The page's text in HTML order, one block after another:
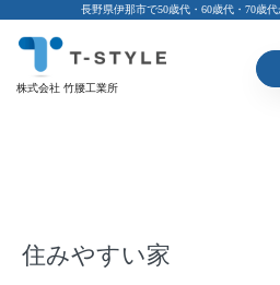
長野県伊那市で50歳代・60歳代・70歳
株式会社 竹腰工業所
住みやすい家